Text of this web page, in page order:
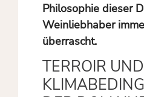
Philosophie dieser
Weinliebhaber
überrascht.
TERROIR UND